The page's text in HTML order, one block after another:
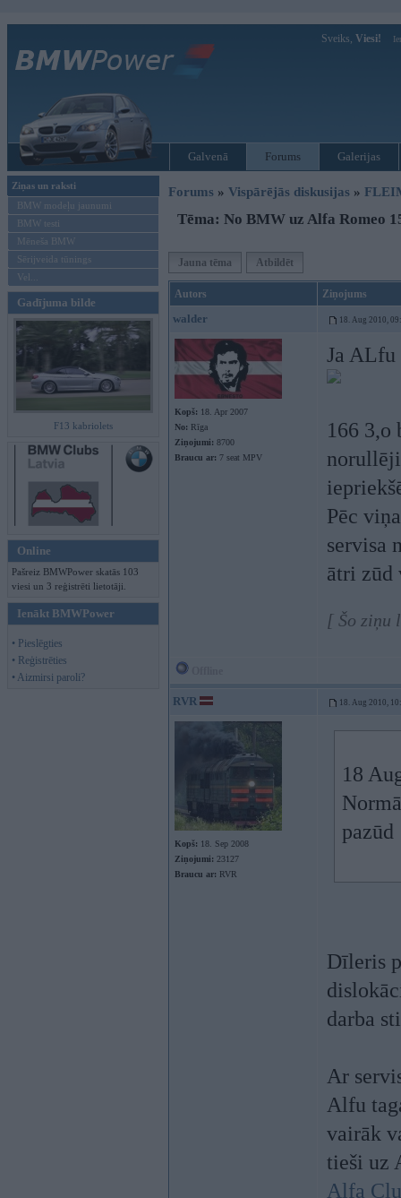
Sveiks, Viesi!
Galvenā Forums Galerijas
Ziņas un raksti
BMW modeļu jaunumi
BMW testi
Mēneša BMW
Sērijveida tūnings
Vel...
Gadījuma bilde
F13 kabriolets
Online
Pašreiz BMWPower skatās 103
viesi un 3 reģistrēti lietotāji.
Ienākt BMWPower
• Pieslēgties
• Reģistrēties
• Aizmirsi paroli?
Forums » Vispārējās diskusijas »
Tēma: No BMW uz Alfa Romeo
Jauna tēma Atbildēt
Autors Ziņojums
walder 18. Aug 2010,
Kopš: 18. Apr 2007
No: Rīga
Ziņojumi: 8700
Braucu ar: 7 seat MPV
Ja
166 3,o
Pēc
servisa
ātri zūd
[ Šo ziņu
RVR 18. Aug 2010,
Kopš: 18. Sep 2008
Ziņojumi: 23127
Braucu ar: RVR
18
pazūd
Dīleris
darba
Ar
Alfu
vairāk
tieši uz
Alfa